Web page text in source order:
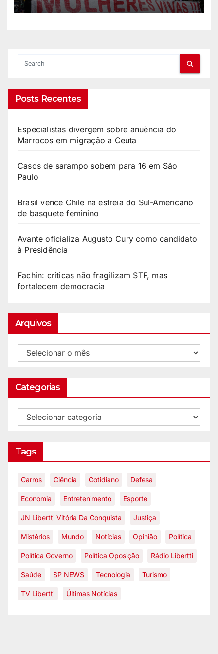
Posts Recentes
Especialistas divergem sobre anuência do
Marrocos em migração a Ceuta
Casos de sarampo sobem para 16 em São
Paulo
Brasil vence Chile na estreia do Sul-Americano
de basquete feminino
Avante oficializa Augusto Cury como candidato
à Presidência
Fachin: críticas não fragilizam STF, mas
fortalecem democracia
Arquivos
Categorias
Tags
Carros Ciência Cotidiano Defesa
Economia Entretenimento Esporte
JN Libertti Vitória Da Conquista Justiça
Mistérios Mundo Notícias Opinião Política
Política Governo Política Oposição Rádio Libertti
Saúde SP NEWS Tecnologia Turismo
TV Libertti Últimas Notícias